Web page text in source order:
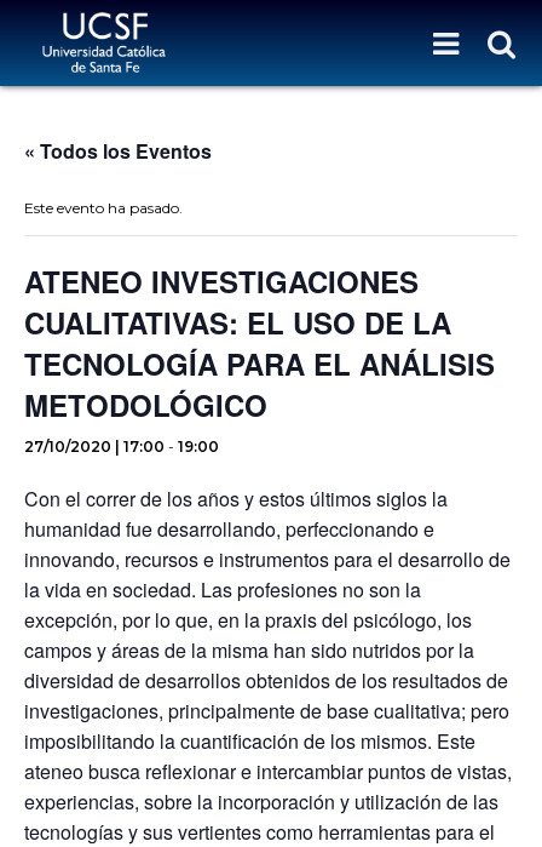
« Todos los Eventos
Este evento ha pasado.
ATENEO INVESTIGACIONES
CUALITATIVAS: EL USO DE LA
TECNOLOGÍA PARA EL ANÁLISIS
METODOLÓGICO
27/10/2020 | 17:00 - 19:00
Con el correr de los años y estos últimos siglos la
humanidad fue desarrollando, perfeccionando e
innovando, recursos e instrumentos para el desarrollo de
la vida en sociedad. Las profesiones no son la
excepción, por lo que, en la praxis del psicólogo, los
campos y áreas de la misma han sido nutridos por la
diversidad de desarrollos obtenidos de los resultados de
investigaciones, principalmente de base cualitativa; pero
imposibilitando la cuantificación de los mismos. Este
ateneo busca reflexionar e intercambiar puntos de vistas,
experiencias, sobre la incorporación y utilización de las
tecnologías y sus vertientes como herramientas para el